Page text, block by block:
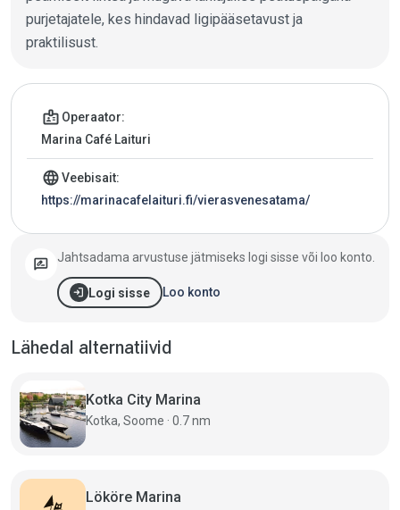
purjetajatele, kes hindavad ligipääsetavust ja
praktilisust.
Jahtsadama andmed
badge Operaator:
Marina Café Laituri
languageVeebisait:
https://marinacafelaituri.fi/vierasvenesatama/
rate_review Jahtsadama arvustuse jätmiseks logi sisse või loo konto.
login Logi sisse Loo konto
Lähedal alternatiivid
Kotka City Marina
Kotka, Soome · 0.7 nm
Lököre Marina